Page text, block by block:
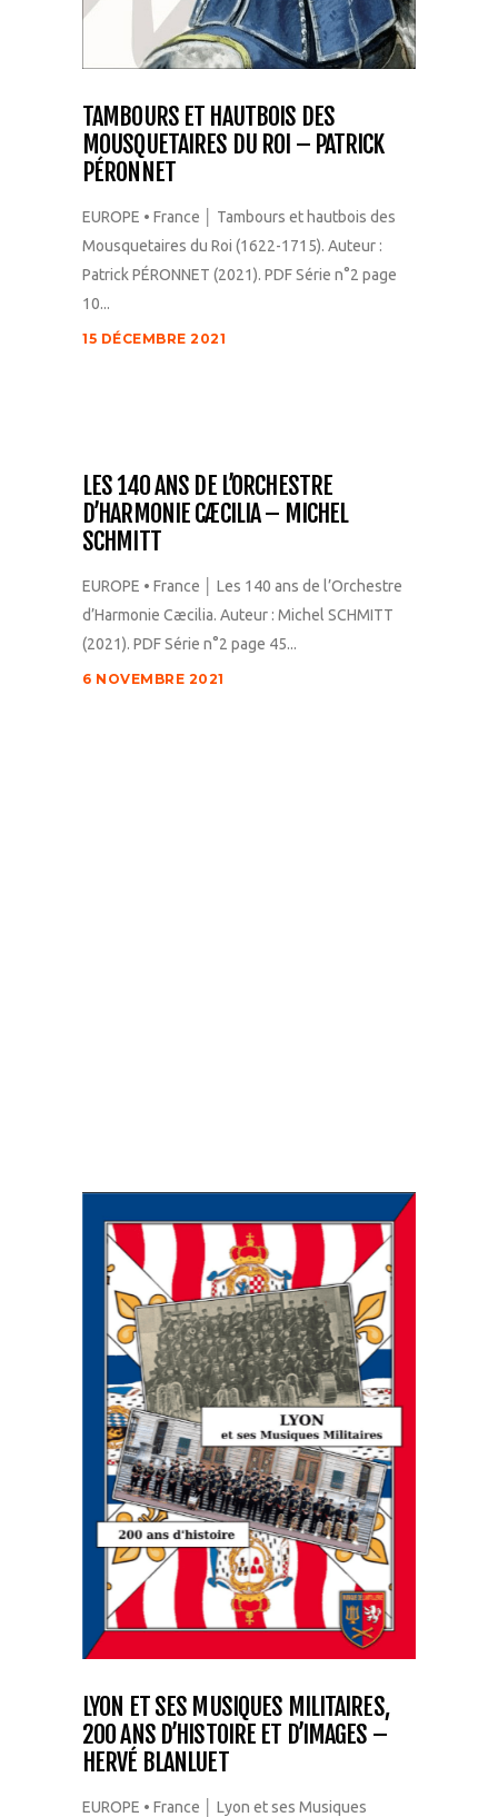
TAMBOURS ET HAUTBOIS DES
MOUSQUETAIRES DU ROI – PATRICK
PÉRONNET
EUROPE • France │ Tambours et hautbois des
Mousquetaires du Roi (1622-1715). Auteur :
Patrick PÉRONNET (2021). PDF Série n°2 page
10...
15 DÉCEMBRE 2021
LES 140 ANS DE L’ORCHESTRE
D’HARMONIE CÆCILIA – MICHEL
SCHMITT
EUROPE • France │ Les 140 ans de l’Orchestre
d’Harmonie Cæcilia. Auteur : Michel SCHMITT
(2021). PDF Série n°2 page 45...
6 NOVEMBRE 2021
LYON ET SES MUSIQUES MILITAIRES,
200 ANS D’HISTOIRE ET D’IMAGES –
HERVÉ BLANLUET
EUROPE • France │ Lyon et ses Musiques